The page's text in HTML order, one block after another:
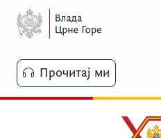
Прочитај ми